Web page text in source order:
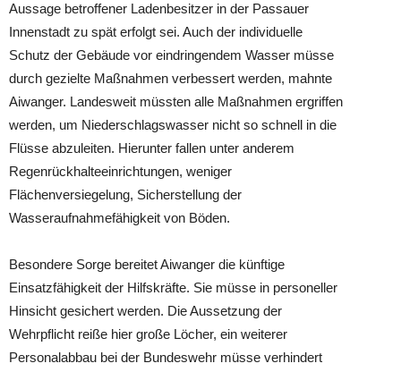
Aussage betroffener Ladenbesitzer in der Passauer
Innenstadt zu spät erfolgt sei. Auch der individuelle
Schutz der Gebäude vor eindringendem Wasser müsse
durch gezielte Maßnahmen verbessert werden, mahnte
Aiwanger. Landesweit müssten alle Maßnahmen ergriffen
werden, um Niederschlagswasser nicht so schnell in die
Flüsse abzuleiten. Hierunter fallen unter anderem
Regenrückhalteeinrichtungen, weniger
Flächenversiegelung, Sicherstellung der
Wasseraufnahmefähigkeit von Böden.
Besondere Sorge bereitet Aiwanger die künftige
Einsatzfähigkeit der Hilfskräfte. Sie müsse in personeller
Hinsicht gesichert werden. Die Aussetzung der
Wehrpflicht reiße hier große Löcher, ein weiterer
Personalabbau bei der Bundeswehr müsse verhindert